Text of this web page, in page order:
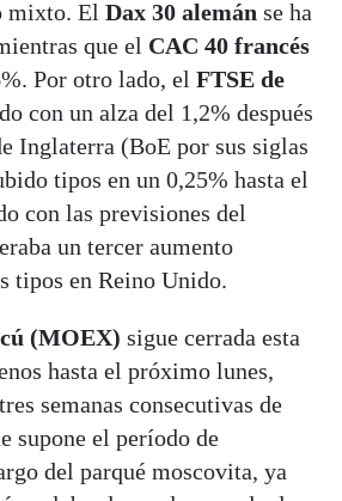
mixto. El Dax 30 alemán se ha
que el CAC 40 francés
Por otro lado, el FTSE de
con un alza del 1,2% después
Inglaterra (BoE por sus siglas
tipos en un 0,25% hasta el
con las previsiones del
un tercer aumento
tipos en Reino Unido.
(MOEX) sigue cerrada esta
hasta el próximo lunes,
semanas consecutivas de
supone el período de
del parqué moscovita, ya